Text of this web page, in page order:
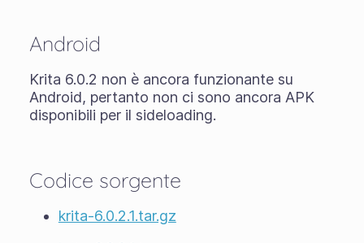
Android
Krita 6.0.2 non è ancora funzionante su
Android, pertanto non ci sono ancora APK
disponibili per il sideloading.
Codice sorgente
krita-6.0.2.1.tar.gz